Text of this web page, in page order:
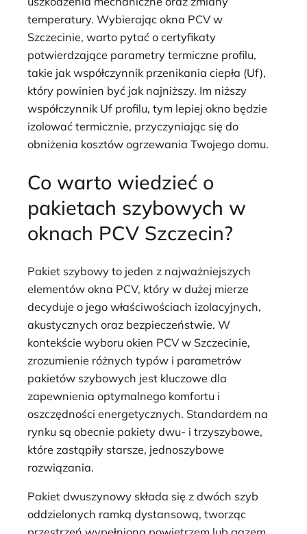
temperatury. Wybierając okna PCV w
Szczecinie, warto pytać o certyfikaty
potwierdzające parametry termiczne profilu,
takie jak współczynnik przenikania ciepła (Uf),
który powinien być jak najniższy. Im niższy
współczynnik Uf profilu, tym lepiej okno będzie
izolować termicznie, przyczyniając się do
obniżenia kosztów ogrzewania Twojego domu.
Co warto wiedzieć o
pakietach szybowych w
oknach PCV Szczecin?
Pakiet szybowy to jeden z najważniejszych
elementów okna PCV, który w dużej mierze
decyduje o jego właściwościach izolacyjnych,
akustycznych oraz bezpieczeństwie. W
kontekście wyboru okien PCV w Szczecinie,
zrozumienie różnych typów i parametrów
pakietów szybowych jest kluczowe dla
zapewnienia optymalnego komfortu i
oszczędności energetycznych. Standardem na
rynku są obecnie pakiety dwu- i trzyszybowe,
które zastąpiły starsze, jednoszybowe
rozwiązania.
Pakiet dwuszynowy składa się z dwóch szyb
oddzielonych ramką dystansową, tworząc